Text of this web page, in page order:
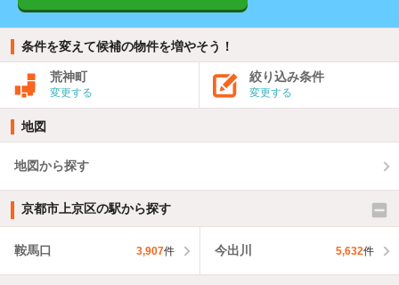
条件を変えて候補の物件を増やそう！
荒神町
変更する
絞り込み条件
変更する
地図
地図から探す
京都市上京区の駅から探す
鞍馬口 3,907件 今出川 5,632件